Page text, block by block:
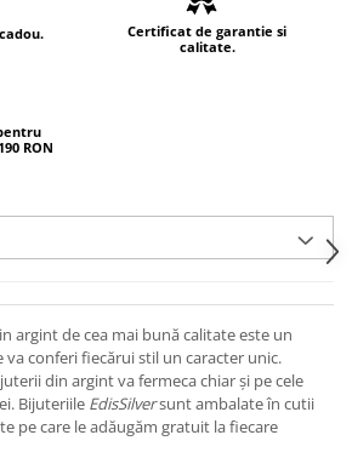
Certificat de garantie si
calitate.
RON
argint de cea mai bună calitate este un
va conferi fiecărui stil un caracter unic.
din argint va fermeca chiar și pe cele
Bijuteriile EdisSilversunt ambalate în cutii
pe care le adăugăm gratuit la fiecare